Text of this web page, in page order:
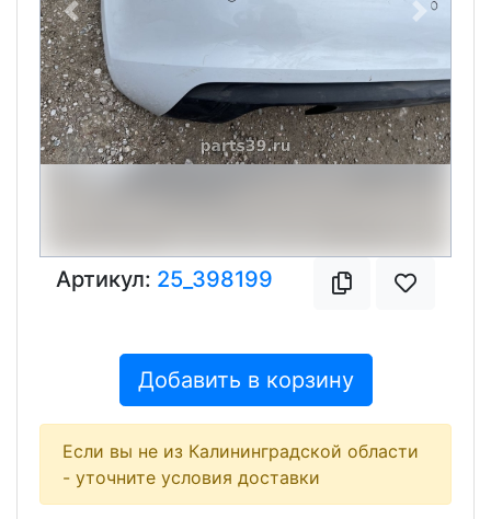
Previous Next
Артикул: 25_398199
Добавить в корзину
Если вы не из Калининградской области
- уточните условия доставки